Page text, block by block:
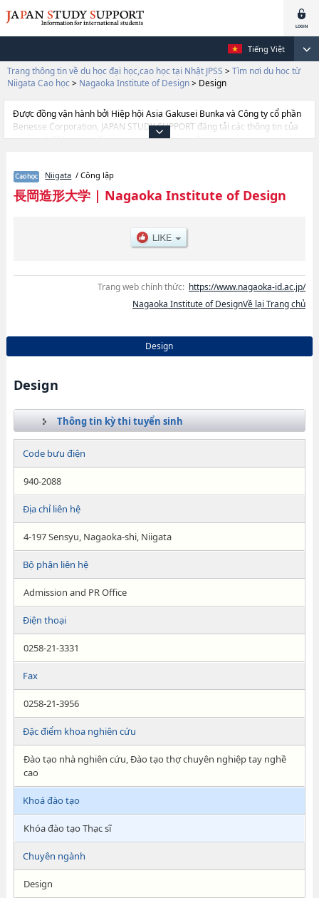
Tiếng Việt
Trang thông tin về du học đại học,cao học tại Nhật JPSS > Tìm nơi du học từ
Niigata Cao học > Nagaoka Institute of Design> Design
Được đồng vận hành bởi Hiệp hội Asia Gakusei Bunka và Công ty cổ phần
Benesse Corporation, JAPAN STUDY SUPPORT đăng tải các thông tin của
khoảng 1.300 trường đại học, cao học, trường đại học ngắn hạn, trường
thông tin cần thiết dành cho du học sinh, như là về các Design, thông tin về
từng khoa nghiên cứu, thông tin liên quan đến thi tuyển như số lượng
tuyển sinh, số lượng trúng tuyển, cở sở trang thiết bị, hướng dẫn địa điểm
Niigata / Công lập
長岡造形大学| Nagaoka Institute of Design
Trang web chính thức: https://www.nagaoka-id.ac.jp/
Nagaoka Institute of DesignVề lại Trang chủ
Design
Design
Thông tin kỳ thi tuyển sinh
Code bưu điện
940-2088
Địa chỉ liên hệ
4-197 Sensyu, Nagaoka-shi, Niigata
Bộ phận liên hệ
Admission and PR Office
Điện thoại
0258-21-3331
Fax
0258-21-3956
Đặc điểm khoa nghiên cứu
Đào tạo nhà nghiên cứu, Đào tạo thợ chuyên nghiệp tay nghề
cao
Khoá đào tạo
Khóa đào tạo Thạc sĩ
Chuyên ngành
Design